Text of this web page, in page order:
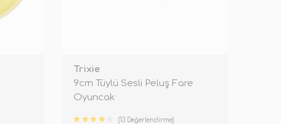
Trixie
9cm Tüylü Sesli Peluş Fare
Oyuncak
(13 Değerlendirme)